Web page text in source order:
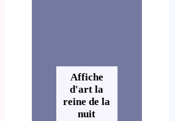
Affiche
d'art la
reine de la
nuit